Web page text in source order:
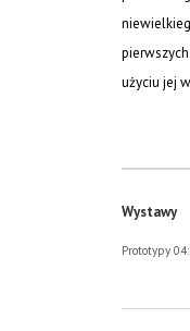
użyciu jej
Wystawy
Prototypy